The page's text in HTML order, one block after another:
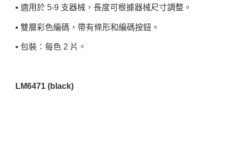
▪︎ 適用於 5-9 支器械，長度可根據器械尺寸調整。
▪︎ 雙層彩色編碼，帶有條形和編碼按鈕。
▪︎ 包裝：每色 2 片。
LM6471 (black)